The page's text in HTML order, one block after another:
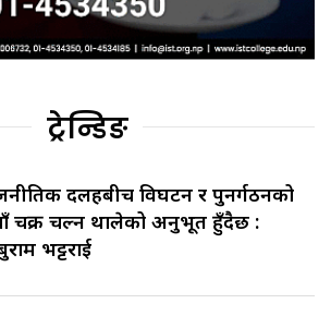
ट्रेन्डिङ
दलहरूबीच विघटन र पुनर्गठनको
चक्र चल्न थालेको अनुभूत हुँदैछ :
भट्टराई